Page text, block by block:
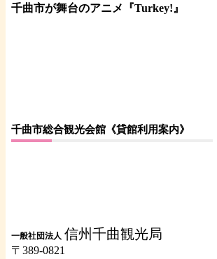
千曲市が舞台のアニメ『Turkey!』
千曲市総合観光会館《貸館利用案内》
一般社団法人 信州千曲観光局
〒389-0821